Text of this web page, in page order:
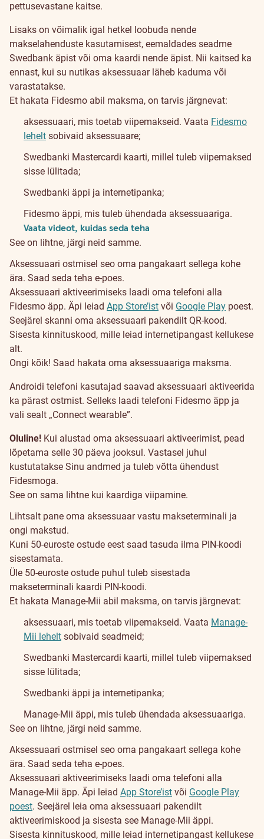
pettusevastane kaitse.
Lisaks on võimalik igal hetkel loobuda nende
makselahenduste kasutamisest, eemaldades seadme
Swedbank äpist või oma kaardi nende äpist. Nii kaitsed ka
ennast, kui su nutikas aksessuaar läheb kaduma või
varastatakse.
Fidesmo
Pay
Et hakata Fidesmo abil maksma, on tarvis järgnevat:
aksessuaari, mis toetab viipemakseid. Vaata Fidesmo
lehelt sobivaid aksessuaare;
Swedbanki Mastercardi kaarti, millel tuleb viipemaksed
sisse lülitada;
Swedbanki äppi ja internetipanka;
Fidesmo äppi, mis tuleb ühendada aksessuaariga.
Vaata videot, kuidas seda teha
See on lihtne, järgi neid samme.
Aksessuaari ostmisel seo oma pangakaart sellega kohe
ära. Saad seda teha e-poes.
Aksessuaari aktiveerimiseks laadi oma telefoni alla
Fidesmo äpp. Äpi leiad App Store’ist või Google Play poest.
Seejärel skanni oma aksessuaari pakendilt QR-kood.
Sisesta kinnituskood, mille leiad internetipangast kellukese
alt.
Ongi kõik! Saad hakata oma aksessuaariga maksma.
Androidi telefoni kasutajad saavad aksessuaari aktiveerida
ka pärast ostmist. Selleks laadi telefoni Fidesmo äpp ja
vali sealt „Connect wearable”.
Oluline! Kui alustad oma aksessuaari aktiveerimist, pead
lõpetama selle 30 päeva jooksul. Vastasel juhul
kustutatakse Sinu andmed ja tuleb võtta ühendust
Fidesmoga.
See on sama lihtne kui kaardiga viipamine.
Lihtsalt pane oma aksessuaar vastu makseterminali ja
ongi makstud.
Kuni 50-euroste ostude eest saad tasuda ilma PIN-koodi
sisestamata.
Üle 50-euroste ostude puhul tuleb sisestada
makseterminali kaardi PIN-koodi.
Manage-
Mii
Et hakata Manage-Mii abil maksma, on tarvis järgnevat:
aksessuaari, mis toetab viipemakseid. Vaata Manage-
Mii lehelt sobivaid seadmeid;
Swedbanki Mastercardi kaarti, millel tuleb viipemaksed
sisse lülitada;
Swedbanki äppi ja internetipanka;
Manage-Mii äppi, mis tuleb ühendada aksessuaariga.
See on lihtne, järgi neid samme.
Aksessuaari ostmisel seo oma pangakaart sellega kohe
ära. Saad seda teha e-poes.
Aksessuaari aktiveerimiseks laadi oma telefoni alla
Manage-Mii äpp. Äpi leiad App Store’ist või Google Play
poest. Seejärel leia oma aksessuaari pakendilt
aktiveerimiskood ja sisesta see Manage-Mii äppi.
Sisesta kinnituskood, mille leiad internetipangast kellukese